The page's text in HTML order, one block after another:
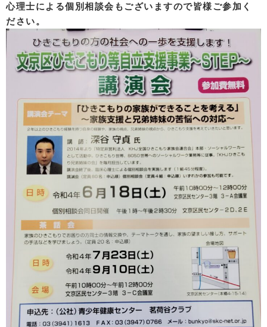
心理士による個別相談会もございますので皆様ご参加く
ださい。